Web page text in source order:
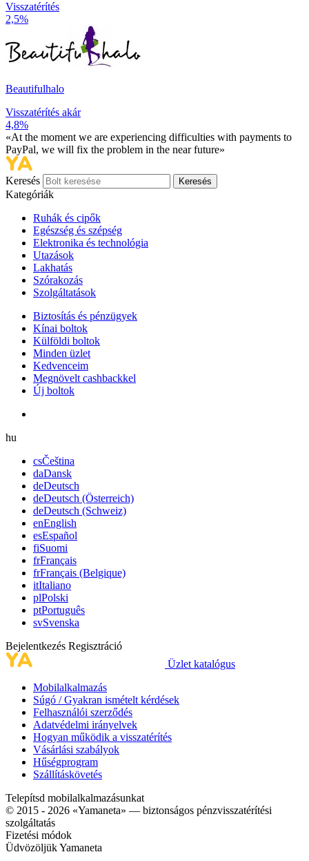
Visszatérítés
2,5%
Beautifulhalo
Visszatérítés akár
4,8%
«At the moment we are experiencing difficulties with payments to
PayPal, we will fix the problem in the near future»
Keresés Keresés
Kategóriák
Ruhák és cipők
Egészség és szépség
Elektronika és technológia
Utazások
Lakhatás
Szórakozás
Szolgáltatások
Biztosítás és pénzügyek
Kínai boltok
Külföldi boltok
Minden üzlet
Kedvenceim
Megnövelt cashbackkel
Új boltok
hu
csČeština
daDansk
deDeutsch
deDeutsch (Österreich)
deDeutsch (Schweiz)
enEnglish
esEspañol
fiSuomi
frFrançais
frFrançais (Belgique)
itItaliano
plPolski
ptPortuguês
svSvenska
Bejelentkezés Regisztráció
Üzlet katalógus
Mobilalkalmazás
Súgó / Gyakran ismételt kérdések
Felhasználói szerződés
Adatvédelmi irányelvek
Hogyan működik a visszatérítés
Vásárlási szabályok
Hűségprogram
Szállításkövetés
Telepítsd mobilalkalmazásunkat
© 2015 - 2026 «Yamaneta» — biztonságos pénzvisszatérítési
szolgáltatás
Fizetési módok
ÜdvözöljükYamaneta